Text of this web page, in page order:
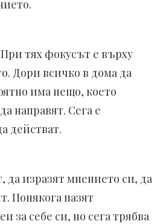
тях фокусът е върху
Дори всичко в дома да
има нещо, което
направят. Сега е
действат.
да изразят мнението си, да
Понякога пазят
за себе си, но сега трябва